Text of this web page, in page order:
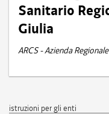
Sanitario
Giulia
ARCS - Azienda
istruzioni per gli enti